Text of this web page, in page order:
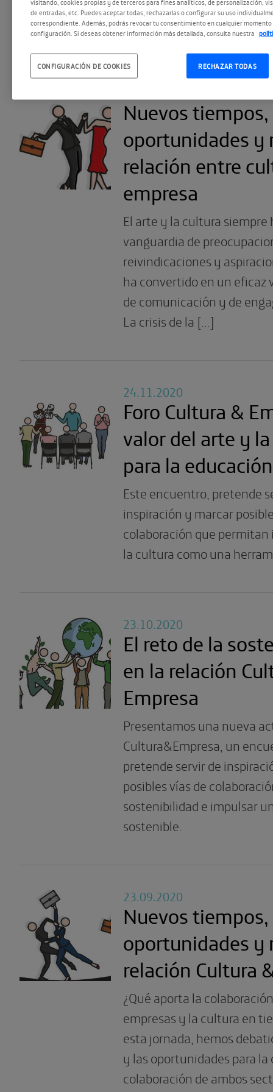
en el sector traza un mapa
prometedor y […]
Nuevos tiempos,
oportunidades y
relación entre
empresa
El arte y la cultura siempre
vanguardia de
reivindicaciones y
ha convertido en un eficaz
de comunicación y de
La crisis de la […]
24.11.2020
Foro Cultura &
valor del arte y
para la educación
Este encuentro, pretende
inspiración y marcar
colaboración que
la cultura como una
23.10.2020
El reto de la
en la relación
Empresa
Presentamos una nueva
Cultura&Empresa, un
pretende servir de
posibles vías de
sostenibilidad e impulsar
sostenible.
23.09.2020
Nuevos tiempos,
oportunidades y
relación Cultura
¿Qué aporta la
empresas y la cultura en
esta jornada, hemos
y las oportunidades para
colaboración de ambos
de entradas, etc. Puedes aceptar todas, rechazarlas o configurar su uso
correspondiente. Además, podrás revocar tu consentimiento en cualquier momento
configuración. Si deseas obtener información más detallada, consulta nuestra
RECHAZAR TODAS
CONFIGURACIÓN DE COOKIES